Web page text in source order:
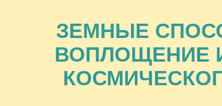
ЗЕМНЫЕ
ВОПЛОЩЕНИЕ